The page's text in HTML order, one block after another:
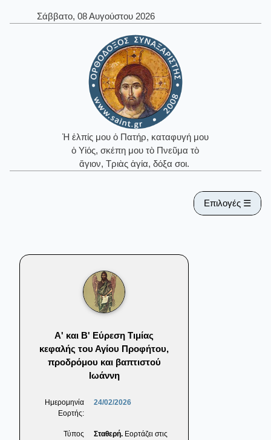
Σάββατο, 08 Αυγούστου 2026
Ἡ ἐλπίς μου ὁ Πατήρ, καταφυγή μου
ὁ Υἱός, σκέπη μου τὸ Πνεῦμα τὸ
ἅγιον, Τριὰς ἁγία, δόξα σοι.
Επιλογές ☰
Α' και Β' Εύρεση Τιμίας
κεφαλής του Αγίου Προφήτου,
προδρόμου και βαπτιστού
Ιωάννη
Ημερομηνία
Εορτής:
24/02/2026
Τύπος
Σταθερή. Εορτάζει στις